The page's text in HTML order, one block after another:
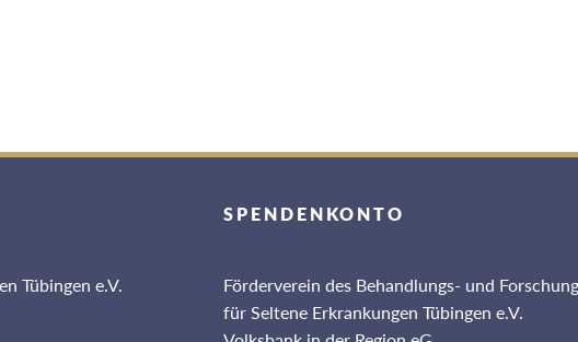
Tübingen e.V.
SPENDENKONTO
Förderverein des Behandlungs- und
für Seltene Erkrankungen Tübingen e.V.